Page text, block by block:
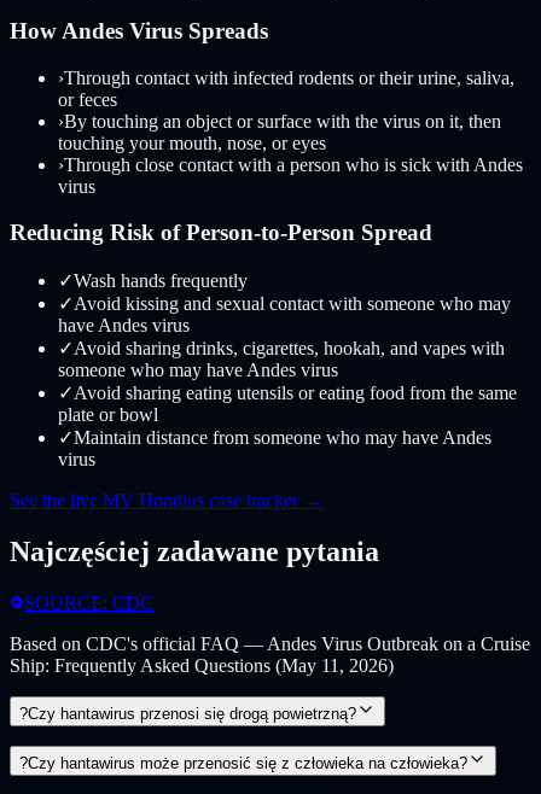
How Andes Virus Spreads
›Through contact with infected rodents or their urine, saliva,
or feces
›By touching an object or surface with the virus on it, then
touching your mouth, nose, or eyes
›Through close contact with a person who is sick with Andes
virus
Reducing Risk of Person-to-Person Spread
✓Wash hands frequently
✓Avoid kissing and sexual contact with someone who may
have Andes virus
✓Avoid sharing drinks, cigarettes, hookah, and vapes with
someone who may have Andes virus
✓Avoid sharing eating utensils or eating food from the same
plate or bowl
✓Maintain distance from someone who may have Andes
virus
See the live MV Hondius case tracker →
Najczęściej zadawane pytania
SOURCE: CDC
Based on CDC's official FAQ — Andes Virus Outbreak on a Cruise
Ship: Frequently Asked Questions (May 11, 2026)
?Czy hantawirus przenosi się drogą powietrzną?
?Czy hantawirus może przenosić się z człowieka na człowieka?